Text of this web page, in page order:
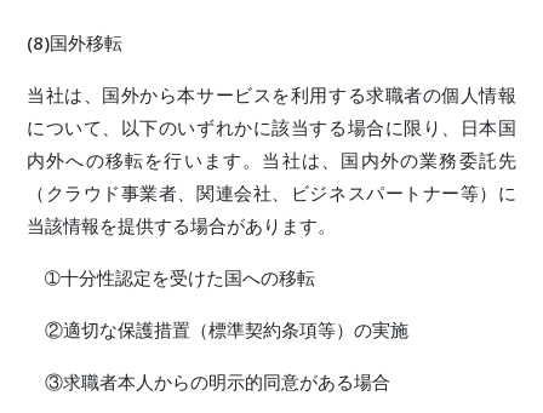
(8)国外移転
当社は、国外から本サービスを利用する求職者の個人情報
について、以下のいずれかに該当する場合に限り、日本国
内外への移転を行います。当社は、国内外の業務委託先
（クラウド事業者、関連会社、ビジネスパートナー等）に
当該情報を提供する場合があります。
➀十分性認定を受けた国への移転
②適切な保護措置（標準契約条項等）の実施
③求職者本人からの明示的同意がある場合